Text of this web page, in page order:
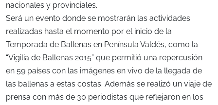
nacionales y provinciales.
Será un evento donde se mostrarán las actividades
realizadas hasta el momento por el inicio de la
Temporada de Ballenas en Península Valdés, como la
“Vigilia de Ballenas 2015” que permitió una repercusión
en 59 países con las imágenes en vivo de la llegada de
las ballenas a estas costas. Además se realizó un viaje de
prensa con más de 30 periodistas que reflejaron en los